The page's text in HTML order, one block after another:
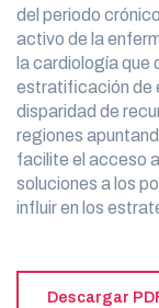
del periodo
activo de la
la cardiología que
estratificación de
disparidad de
regiones
facilite el acceso
soluciones a los
influir en los
Descargar